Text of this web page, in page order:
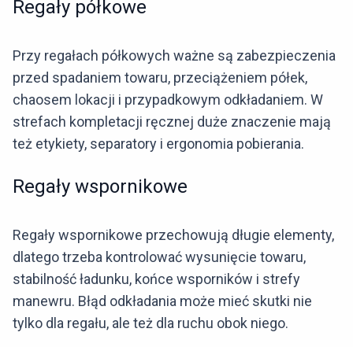
Regały półkowe
Przy regałach półkowych ważne są zabezpieczenia
przed spadaniem towaru, przeciążeniem półek,
chaosem lokacji i przypadkowym odkładaniem. W
strefach kompletacji ręcznej duże znaczenie mają
też etykiety, separatory i ergonomia pobierania.
Regały wspornikowe
Regały wspornikowe przechowują długie elementy,
dlatego trzeba kontrolować wysunięcie towaru,
stabilność ładunku, końce wsporników i strefy
manewru. Błąd odkładania może mieć skutki nie
tylko dla regału, ale też dla ruchu obok niego.